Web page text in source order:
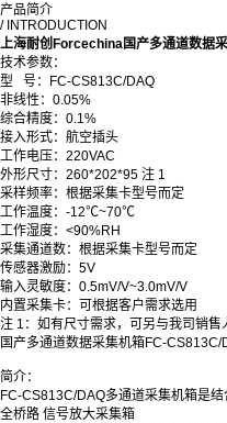
产品简介
/ INTRODUCTION
上海耐创Forcechina国产多通道数据
技术参数：
型 号：FC-CS813C/DAQ
非线性 ： 0.05%
综合精度：0.1%
接入形式： 航空插头
工作电压： 220VAC
外形尺寸： 260*202*95 注 1
采样频率： 根据采集卡型号而定
工作温度： -12℃~70℃
工作湿度： <90%RH
采集通道数：根据采集卡型号而定
传感器激励：5V
输入灵敏度：0.5mV/V~3.0mV/V
内置采集卡： 可根据客户需求选用
注 1：如有尺寸需求，可另与我司销售
国产多通道数据采集机箱FC-CS813C/
简介：
FC-CS813C/DAQ多通道采集机箱是
全桥路 信号放大采集箱